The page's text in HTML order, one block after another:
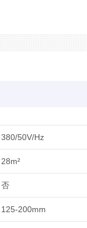
380/50V/Hz
28m²
否
125-200mm